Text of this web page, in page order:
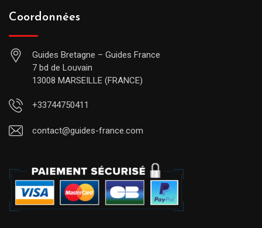
Coordonnées
Guides Bretagne – Guides France
7 bd de Louvain
13008 MARSEILLE (FRANCE)
+33744750411
contact@guides-france.com